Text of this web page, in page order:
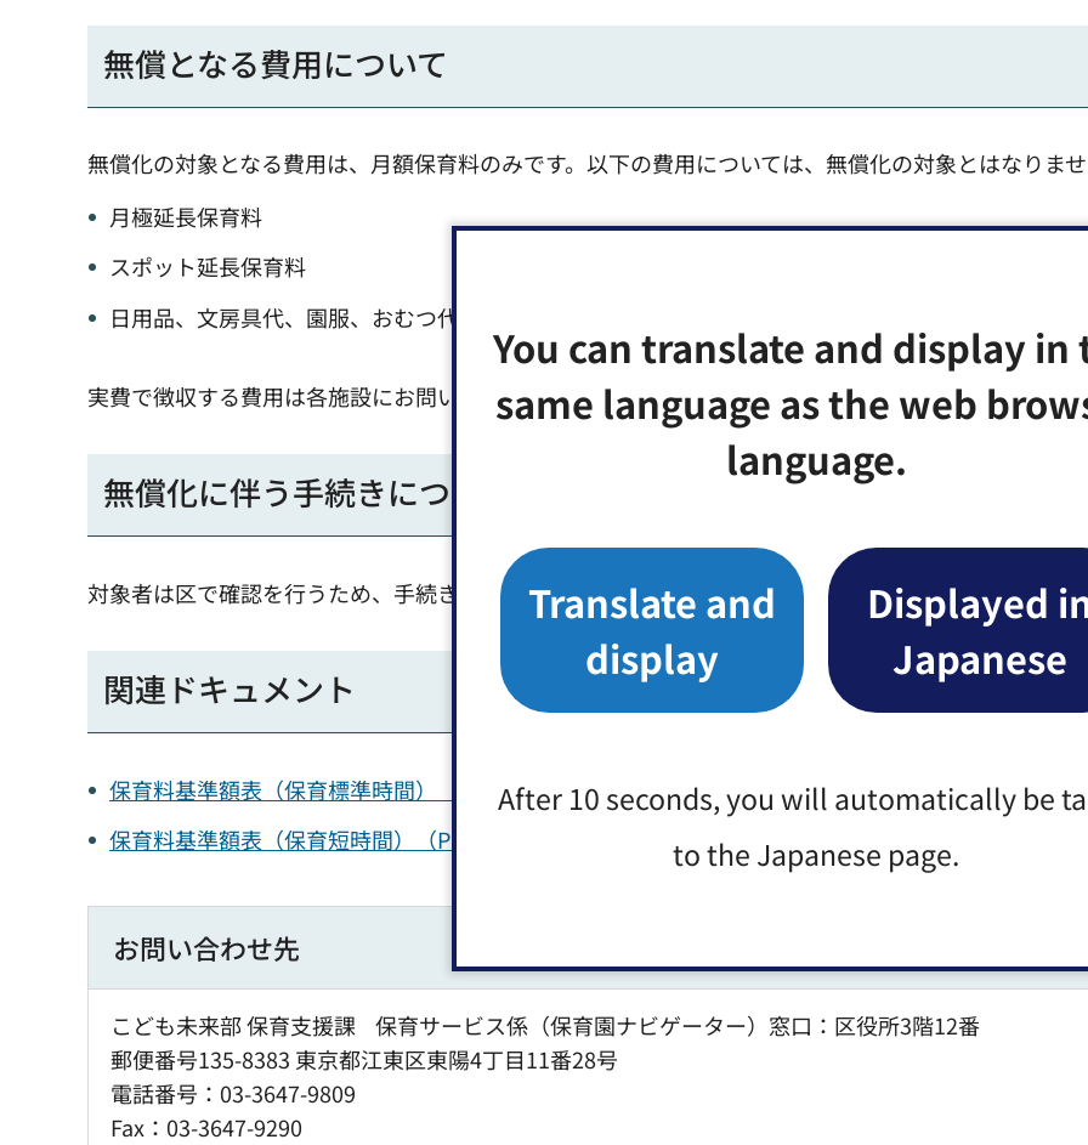
You can translate and display in
same language as the web
language.
Translate and
display
Displayed
Japanese
After 10 seconds, you will automatically be
to the Japanese page.
無償となる費用について
無償化の対象となる費用は、月額保育料のみです。以下の費用については、無償化の対象とはなりませ
月極延長保育料
スポット延長保育料
日用品、文房具代、園服、おむつ代、行事代等、各施設で徴収する費用
実費で徴収する費用は各施設にお問い合わせください。
無償化に伴う手続きについて
対象者は区で確認を行うため、手続きは不要です。対象者には通知書を送付いたします。
関連ドキュメント
保育料基準額表（保育標準時間）（PDF：312KB）（別ウィンドウで開きます）
保育料基準額表（保育短時間）（PDF：324KB）（別ウィンドウで開きます）
お問い合わせ先
こども未来部 保育支援課 保育サービス係（保育園ナビゲーター）窓口：区役所3階12番
郵便番号135-8383 東京都江東区東陽4丁目11番28号
電話番号：03-3647-9809
Fax：03-3647-9290